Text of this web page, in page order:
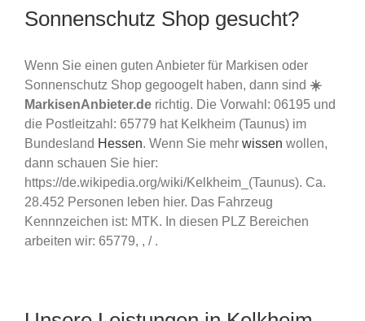
Sonnenschutz Shop gesucht?
Wenn Sie einen guten Anbieter für Markisen oder
Sonnenschutz Shop gegoogelt haben, dann sind ☀️
MarkisenAnbieter.de richtig. Die Vorwahl: 06195 und
die Postleitzahl: 65779 hat Kelkheim (Taunus) im
Bundesland Hessen. Wenn Sie mehr wissen wollen,
dann schauen Sie hier:
https://de.wikipedia.org/wiki/Kelkheim_(Taunus). Ca.
28.452 Personen leben hier. Das Fahrzeug
Kennnzeichen ist: MTK. In diesen PLZ Bereichen
arbeiten wir: 65779, , / .